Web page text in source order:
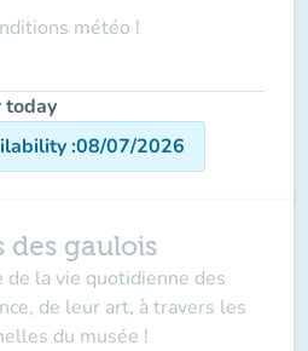
météo !
today
:08/07/2026
des gaulois
de la vie quotidienne des
de leur art, à travers les
du musée !